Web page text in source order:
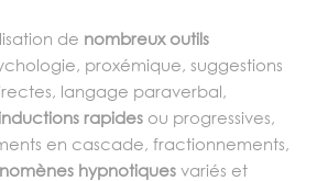
de nombreux outils
proxémique, suggestions
langage paraverbal,
rapides ou progressives,
en cascade, fractionnements,
hypnotiques variés et